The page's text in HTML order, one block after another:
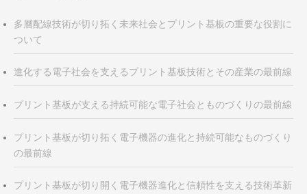
ン
多層配線技術が切り拓く未来社会とプリント基板の重要な役割に
ついて
進化する電子社会を支えるプリント基板技術とその産業の最前線
プリント基板が支える持続可能な電子社会とものづくりの最前線
プリント基板が切り拓く電子機器の進化と持続可能なものづくり
の最前線
プリント基板が切り開く電子機器進化と信頼性を支える技術革新